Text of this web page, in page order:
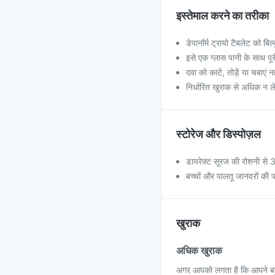
इस्तेमाल करने का तरीका
डेपानॉर्म ट्रायो टैबलेट को
इसे एक ग्लास पानी के साथ
दवा को काटें, तोड़ें या चबाएं
निर्धारित खुराक से अधिक न
स्टोरेज और डिस्पोज़ल
डायरेक्ट सूरज की रोशनी से
बच्चों और पालतू जानवरों
खुराक
अधिक खुराक
अगर आपको लगता है कि आपने